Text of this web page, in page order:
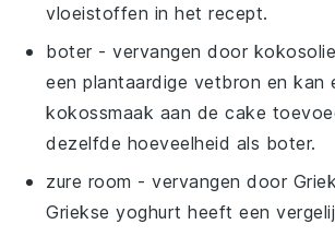
vloeistoffen in het recept.
boter - vervangen door kokosolie
een plantaardige vetbron en kan
kokossmaak aan de cake
dezelfde hoeveelheid als boter.
zure room - vervangen door
Griekse yoghurt heeft een